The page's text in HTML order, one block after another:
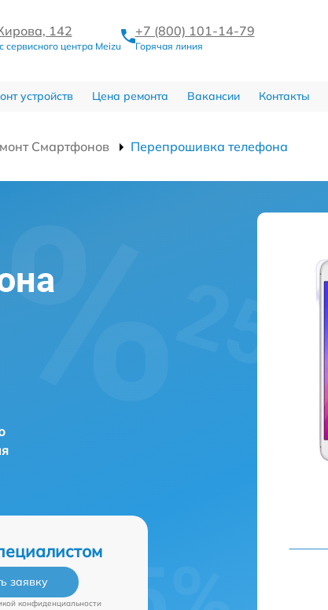
142
сервисного центра Meizu
+7 (800) 101-14-79
Горячая линия
устройств Цена ремонта Вакансии Контакты
Смартфонов Перепрошивка телефона
заявку
конфиденциальности